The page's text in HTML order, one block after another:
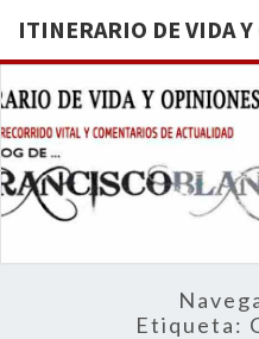
ITINERARIO DE VIDA
Etiqueta: